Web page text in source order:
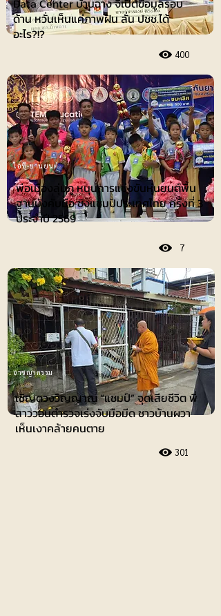
Data Center บ้านฉาง จี้เปิดข้อมูลรอบ
ด้าน หวั่นเห็นแค่ภาพฝัน ลั่น ปชช.ได้
อะไร?!?
400
ไอที-ยานยนต์
พ่อเมืองลุ่มภู หนุนการแข่งขันหุ่นยนต์พื้น
ฐานบังคับมือ ชิงแชมป์ประเทศไทย ครั้งที่ 3
ประจำปี 2569
7
เชิญดวงวิญญาณ “แชมป์” จุดเสียชีวิต พี่
สาววอนตำรวจเร่งจับมือมีด ชาวบ้านผวา
เห็นเงาคล้ายคนตาย
301
อาชญากรรม